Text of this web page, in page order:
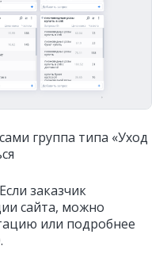
группа типа «Уход
заказчик
сайта, можно
или подробнее